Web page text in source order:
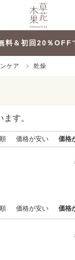
料＆初回20％OFF
ケア 乾燥
す。
価格が安い 価格
価格が安い 価格